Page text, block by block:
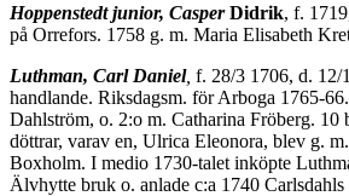
Hoppenstedt junior, CasperDidrik, f.
på Orrefors. 1758 g. m. Maria Elisabeth
Luthman, Carl Daniel, f. 28/3 1706, d. 12/
handlande. Riksdagsm. för Arboga 1765-
Dahlström, o. 2:o m. Catharina Fröberg. 10
döttrar, varav en, Ulrica Eleonora, blev g.
Boxholm. I medio 1730-talet inköpte
Älvhytte bruk o. anlade c:a 1740 Carlsdahls